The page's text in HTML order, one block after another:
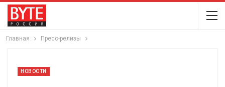
Главная Пресс-релизы
НОВОСТИ